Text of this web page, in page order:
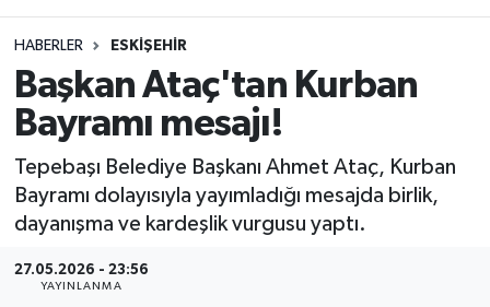
HABERLER ESKIŞEHIR
Başkan Ataç'tan Kurban
Bayramı mesajı!
Tepebaşı Belediye Başkanı Ahmet Ataç, Kurban
Bayramı dolayısıyla yayımladığı mesajda birlik,
dayanışma ve kardeşlik vurgusu yaptı.
27.05.2026 - 23:56
YAYINLANMA
Trafik Durumu
Süper Lig Puan Durumu ve Fikstür
Tüm Manşetler
Son Dakika Haberleri
Haber Arşivi